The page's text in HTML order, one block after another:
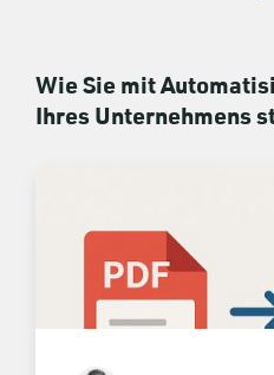
Wie Sie mit
Ihres Unternehmens